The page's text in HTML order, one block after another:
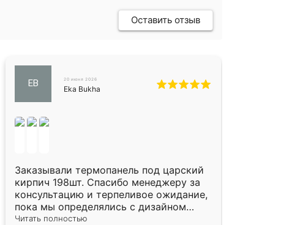
Оставить отзыв
EB 20 июня 2026
Eka Bukha
Заказывали термопанель под царский
кирпич 198шт. Спасибо менеджеру за
консультацию и терпеливое ожидание,
пока мы определялись с дизайном
плитки. Исполнен заказ в срок, спасибо
Читать полностью